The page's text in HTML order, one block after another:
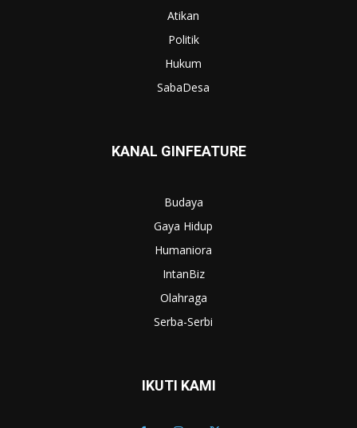
Atikan
Politik
Hukum
SabaDesa
KANAL GINFEATURE
Budaya
Gaya Hidup
Humaniora
IntanBiz
Olahraga
Serba-Serbi
IKUTI KAMI